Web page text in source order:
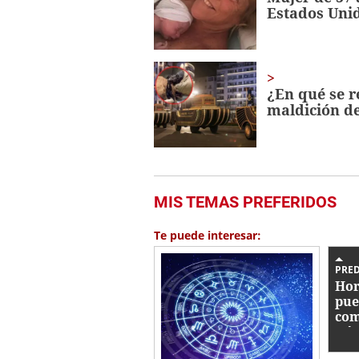
Estados
¿En qué se
maldición
MIS TEMAS PREFERIDOS
Te puede interesar: